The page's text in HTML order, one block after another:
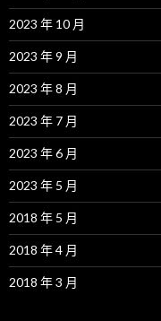
2023 年 10 月
2023 年 9 月
2023 年 8 月
2023 年 7 月
2023 年 6 月
2023 年 5 月
2018 年 5 月
2018 年 4 月
2018 年 3 月